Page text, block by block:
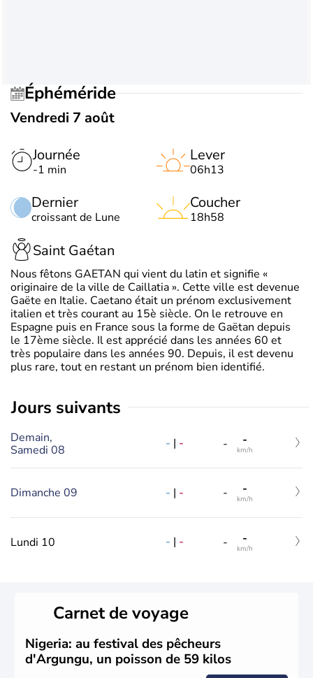
Éphéméride
Vendredi 7 août
Journée
-1 min
Dernier
croissant de Lune
Lever
06h13
Coucher
18h58
Saint Gaétan
Nous fêtons GAETAN qui vient du latin et signifie «
originaire de la ville de Caillatia ». Cette ville est devenue
Gaëte en Italie. Caetano était un prénom exclusivement
italien et très courant au 15è siècle. On le retrouve en
Espagne puis en France sous la forme de Gaëtan depuis
le 17ème siècle. Il est apprécié dans les années 60 et
très populaire dans les années 90. Depuis, il est devenu
plus rare, tout en restant un prénom bien identifié.
jours suivants
Demain,
Samedi 08
- | - - -
km/h
Dimanche 09 - | - - -
km/h
Lundi 10 - | - - -
km/h
Carnet de voyage
Nigeria: au festival des pêcheurs
d'Argungu, un poisson de 59 kilos